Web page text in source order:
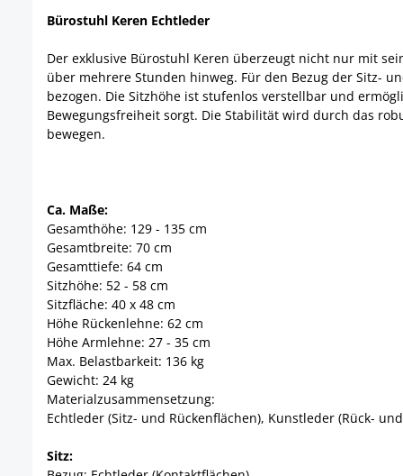
Bürostuhl Keren Echtleder
Der exklusive Bürostuhl Keren überzeugt nicht nur mit
über mehrere Stunden hinweg. Für den Bezug der Sitz-
bezogen. Die Sitzhöhe ist stufenlos verstellbar und
Bewegungsfreiheit sorgt. Die Stabilität wird durch das
bewegen.
Ca. Maße:
Gesamthöhe: 129 - 135 cm
Gesamtbreite: 70 cm
Gesamttiefe: 64 cm
Sitzhöhe: 52 - 58 cm
Sitzfläche: 40 x 48 cm
Höhe Rückenlehne: 62 cm
Höhe Armlehne: 27 - 35 cm
Max. Belastbarkeit: 136 kg
Gewicht: 24 kg
Materialzusammensetzung:
Echtleder (Sitz- und Rückenflächen), Kunstleder (Rück-
Sitz: